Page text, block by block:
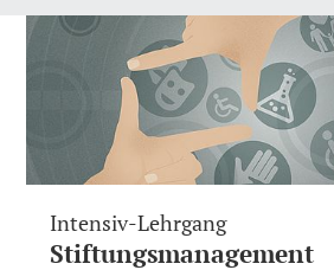
Intensiv-Lehrgang
Stiftungsmanagement